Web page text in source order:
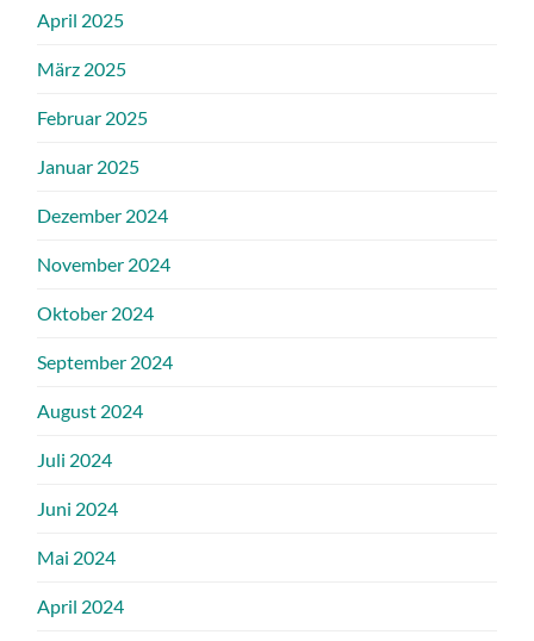
April 2025
März 2025
Februar 2025
Januar 2025
Dezember 2024
November 2024
Oktober 2024
September 2024
August 2024
Juli 2024
Juni 2024
Mai 2024
April 2024